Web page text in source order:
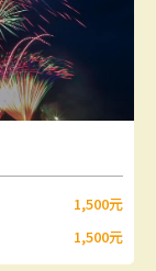
1,500元
1,500元